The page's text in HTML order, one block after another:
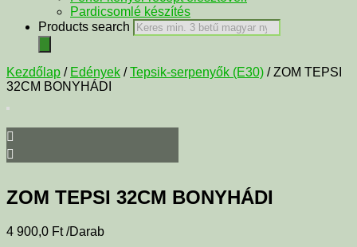
Pardicsomlé készítés
Products search
Kezdőlap / Edények /Tepsik-serpenyők (E30) / ZOM TEPSI
32CM BONYHÁDI
ZOM TEPSI 32CM BONYHÁDI
4 900,0 Ft /Darab